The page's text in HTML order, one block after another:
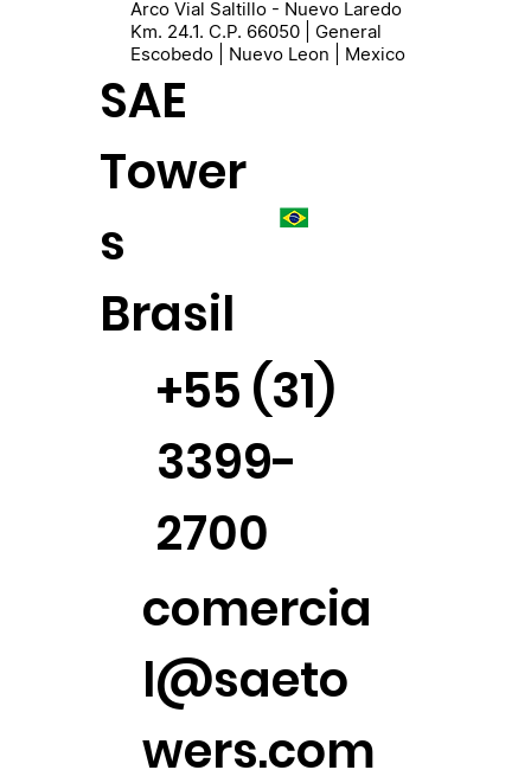
Arco Vial Saltillo - Nuevo Laredo
Km. 24.1. C.P. 66050 | General
Escobedo | Nuevo Leon | Mexico
SAE
Tower
s
Brasil
+55 (31)
3399-
2700
comercia
l@saeto
wers.com